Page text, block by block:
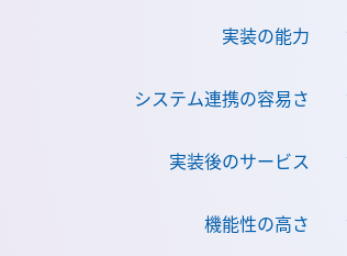
実装の能力
システム連携の容易さ
実装後のサービス
機能性の高さ